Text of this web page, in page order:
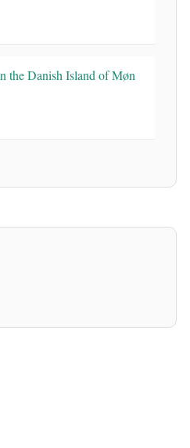
the Danish Island of Møn